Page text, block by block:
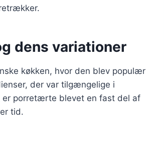
dens variationer
køkken, hvor den blev populær
der var tilgængelige i
er porretærte blevet en fast del af
tid.